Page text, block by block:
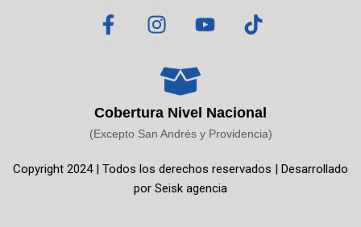
F
a
o
o
-
I
n
t
a
g
r
m
Y
o
b
e
T
i
k
Cobertura Nivel Nacional
(Excepto San Andrés y Providencia)
Copyright 2024 | Todos los derechos reservados | Desarrollado
por Seisk agencia